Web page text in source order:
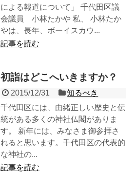
による報道について」 千代田区議
会議員 小林たかや 私、 小林たか
やは、長年、ボーイスカウ...
記事を読む
初詣はどこへいきますか？
2015/12/31
知るべき
千代田区には、由緒正しい歴史と伝
統がある多くの神社仏閣がありま
す。 新年には、みなさま御参拝さ
れると思います。千代田区の代表的
な神社の...
記事を読む